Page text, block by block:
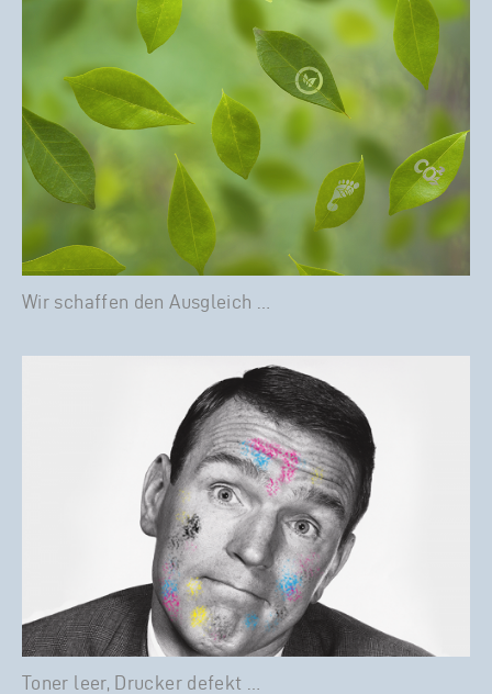
Wir schaffen den Ausgleich …
Toner leer, Drucker defekt …